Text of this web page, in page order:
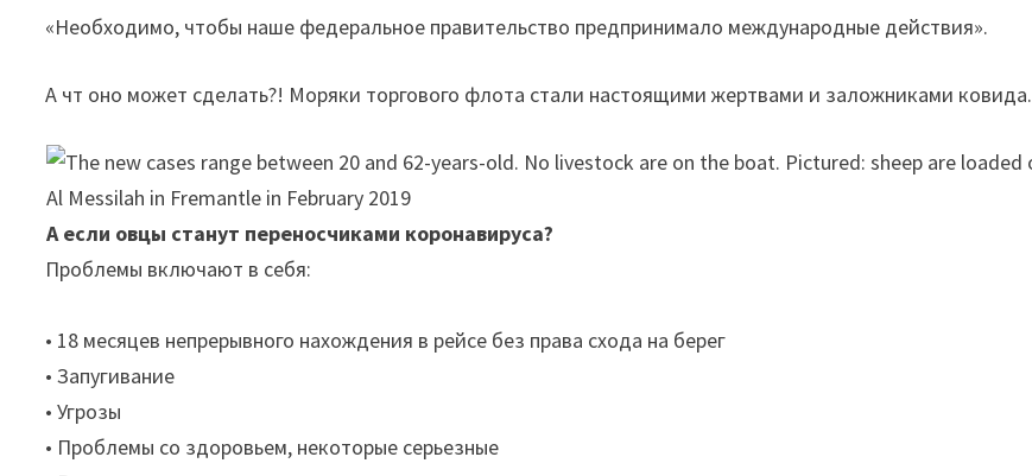
«Необходимо, чтобы наше федеральное правительство предпринимало международные действия».
А чт оно может сделать?! Моряки торгового флота стали настоящими жертвами и заложниками ковида.
А если овцы станут переносчиками коронавируса?
Проблемы включают в себя:
• 18 месяцев непрерывного нахождения в рейсе без права схода на берег
• Запугивание
• Угрозы
• Проблемы со здоровьем, некоторые серьезные